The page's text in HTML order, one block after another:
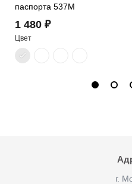
паспорта 537M
1 480 ₽
Цвет
г.